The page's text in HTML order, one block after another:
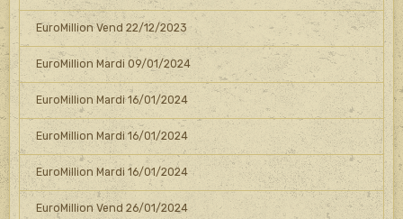
EuroMillion Vend 22/12/2023
EuroMillion Mardi 09/01/2024
EuroMillion Mardi 16/01/2024
EuroMillion Mardi 16/01/2024
EuroMillion Mardi 16/01/2024
EuroMillion Vend 26/01/2024